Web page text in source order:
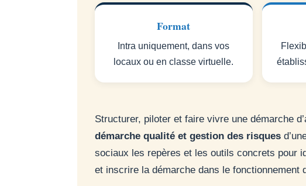
Format
Intra uniquement, dans vos
locaux ou en classe virtuelle.
Structurer, piloter et faire vivre une démarche
démarche qualité et gestion des risques
sociaux les repères et les outils concrets pour
et inscrire la démarche dans le fonctionnement